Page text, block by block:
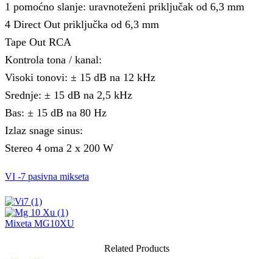
1 pomoćno slanje: uravnoteženi priključak od 6,3 mm
4 Direct Out priključka od 6,3 mm
Tape Out RCA
Kontrola tona / kanal:
Visoki tonovi: ± 15 dB na 12 kHz
Srednje: ± 15 dB na 2,5 kHz
Bas: ± 15 dB na 80 Hz
Izlaz snage sinus:
Stereo 4 oma 2 x 200 W
VI -7 pasivna mikseta
Mixeta MG10XU
Related Products